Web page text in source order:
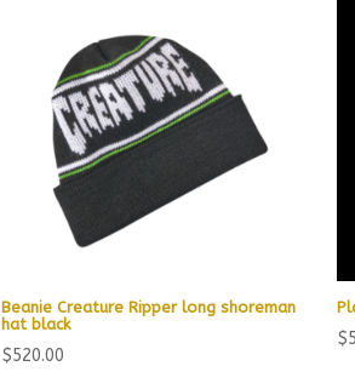
Beanie Creature Ripper long shoreman
hat black
$520.00
$